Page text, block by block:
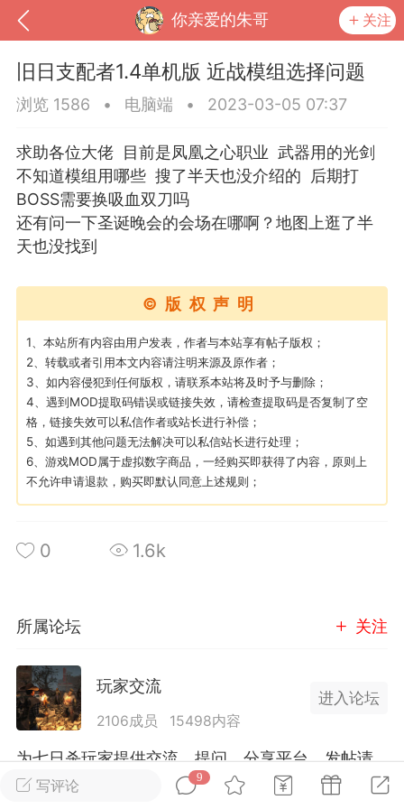
你亲爱的朱哥 关注
道具 排行榜
MOD下载 攻略教程 联机招募
大人
Lv.8
02-10 15:45
电脑端 其他&工具
卖挂
禁止发布联机可用的作弊模组，
模组的发布行为：1. *...
汉
72 2.23w
大人
Lv.8
写评论
9
旧日支配者1.4单机版 近战模组选择问题
浏览 1586 • 电脑端 • 2023-03-05 07:37
求助各位大佬 目前是凤凰之心职业 武器用的光剑
不知道模组用哪些 搜了半天也没介绍的 后期打
BOSS需要换吸血双刀吗
还有问一下圣诞晚会的会场在哪啊？地图上逛了半
天也没找到
©版权声明
1、本站所有内容由用户发表，作者与本站享有帖子版权；
2、转载或者引用本文内容请注明来源及原作者；
3、如内容侵犯到任何版权，请联系本站将及时予与删除；
4、遇到MOD提取码错误或链接失效，请检查提取码是否复制了空
格，链接失效可以私信作者或站长进行补偿；
5、如遇到其他问题无法解决可以私信站长进行处理；
6、游戏MOD属于虚拟数字商品，一经购买即获得了内容，原则上
不允许申请退款，购买即默认同意上述规则；
0 1.6k
所属论坛 关注
玩家交流
2106成员 15498内容
进入论坛
为七日杀玩家提供交流、提问、分享平台。发帖请
遵守中国法律规则，拒绝违法信息！